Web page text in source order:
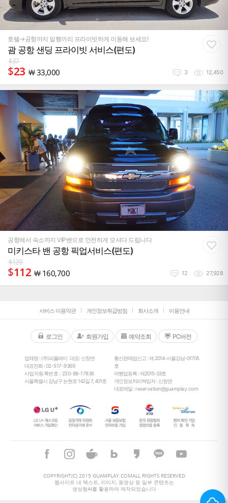
호텔→공항까지 일행끼리 프라이빗하게 이동해 보세요!
괌 공항 샌딩 프라이빗 서비스(편도)
$37
$23 ￦33,000 3 12,450
공항에서 숙소까지 VIP밴으로 안전하게 모셔다 드립니다
미키스타 밴 공항 픽업서비스(편도)
$120
$112 ￦ 160,700 12 27,928
서비스 이용약관 개인정보취급방침 회사소개 이용안내
로그인 회원가입 예약조회 PC버전
업체명 : (주)피플레이 대표: 신창면
대표전화 :02-517-9369
사업자등록번호 : 220-88-17836
서울특별시 강남구 논현로 142길 7, 401호
통신판매업신고 : 제 2014-서울강남-01705
호
여행업등록 : 제2015-33호
개인정보처리책임자 : 신창면
대표메일 :reservation@guamplay.com
COPYRIGHT(C) 2015 GUAMPLAY.COMALL RIGHTS RESERVED
웹사이트 내 텍스트, 이미지, 동영상 등 일부 콘텐츠는
생성형AI를 활용하여 제작되었습니다